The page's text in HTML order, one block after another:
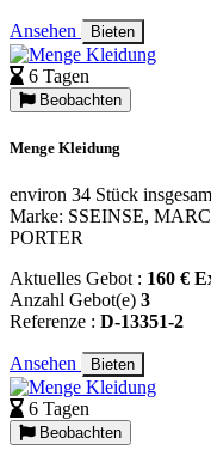
Ansehen Bieten
6 Tagen
Beobachten
Menge Kleidung
environ 34 Stück
Marke: SSEINSE,
PORTER
Aktuelles Gebot : 160 €
Anzahl Gebot(e) 3
Referenze : D-13351-2
Ansehen Bieten
6 Tagen
Beobachten